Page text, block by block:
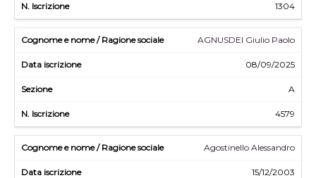
1304
AGNUSDEI Giulio Paolo
08/09/2025
A
4579
Agostinello Alessandro
15/12/2003